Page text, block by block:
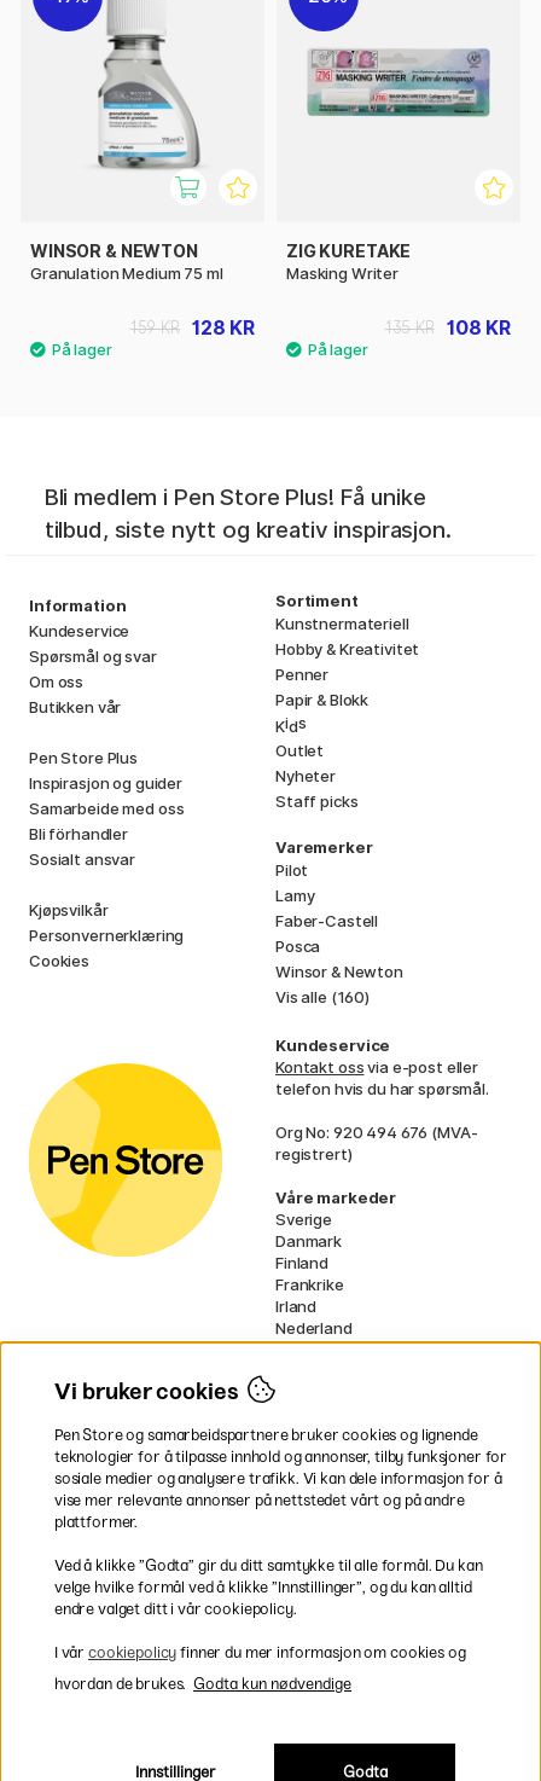
WINSOR & NEWTON
Granulation Medium 75 ml
128 KR
159 KR
ZIG KURETAKE
Masking Writer
108 KR
135 KR
Bli medlem i Pen Store Plus! Få unike
tilbud, siste nytt og kreativ inspirasjon.
Information
Kundeservice
Spørsmål og svar
Om oss
Butikken vår
Pen Store Plus
Inspirasjon og guider
Samarbeide med oss
Bli förhandler
Sosialt ansvar
Kjøpsvilkår
Personvernerklæring
Cookies
Sortiment
Kunstnermateriell
Hobby & Kreativitet
Penner
Papir & Blokk
Kids
Outlet
Nyheter
Staff picks
Varemerker
Pilot
Lamy
Faber-Castell
Posca
Winsor & Newton
Vis alle (160)
Kundeservice
Kontakt ossvia e-post eller
telefon hvis du har spørsmål.
Org No: 920 494 676 (MVA-
registrert)
Våre markeder
Sverige
Danmark
Finland
Frankrike
Irland
Nederland
Tyskland
* Spesifikkefraktvilkårgjelder for
voluminøse varer.
Rask og smidig levering
Inkl. moms
Vi bruker cookies
Pen Store og samarbeidspartnere bruker cookies og lignende
teknologier for å tilpasse innhold og annonser, tilby funksjoner for
sosiale medier og analysere trafikk. Vi kan dele informasjon for å
vise mer relevante annonser på nettstedet vårt og på andre
plattformer.
Ved å klikke ”Godta” gir du ditt samtykke til alle formål. Du kan
velge hvilke formål ved å klikke ”Innstillinger”, og du kan alltid
endre valget ditt i vår cookiepolicy.
I vår cookiepolicy finner du mer informasjon om cookies og
hvordan de brukes. Godta kun nødvendige
Innstillinger Godta